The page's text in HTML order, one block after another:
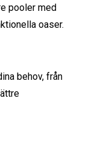
pooler med
oaser.
behov, från